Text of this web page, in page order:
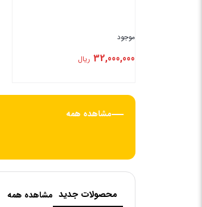
موجود
32,000,000 ریال
بستن
مشاهده همه
محصولات جدید مشاهده همه